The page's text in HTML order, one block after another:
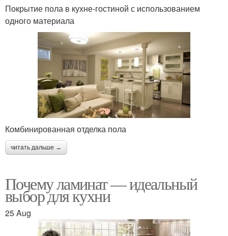
Покрытие пола в кухне-гостиной с использованием
одного материала
Комбинированная отделка пола
читать дальше →
Почему ламинат — идеальный
выбор для кухни
25 Aug